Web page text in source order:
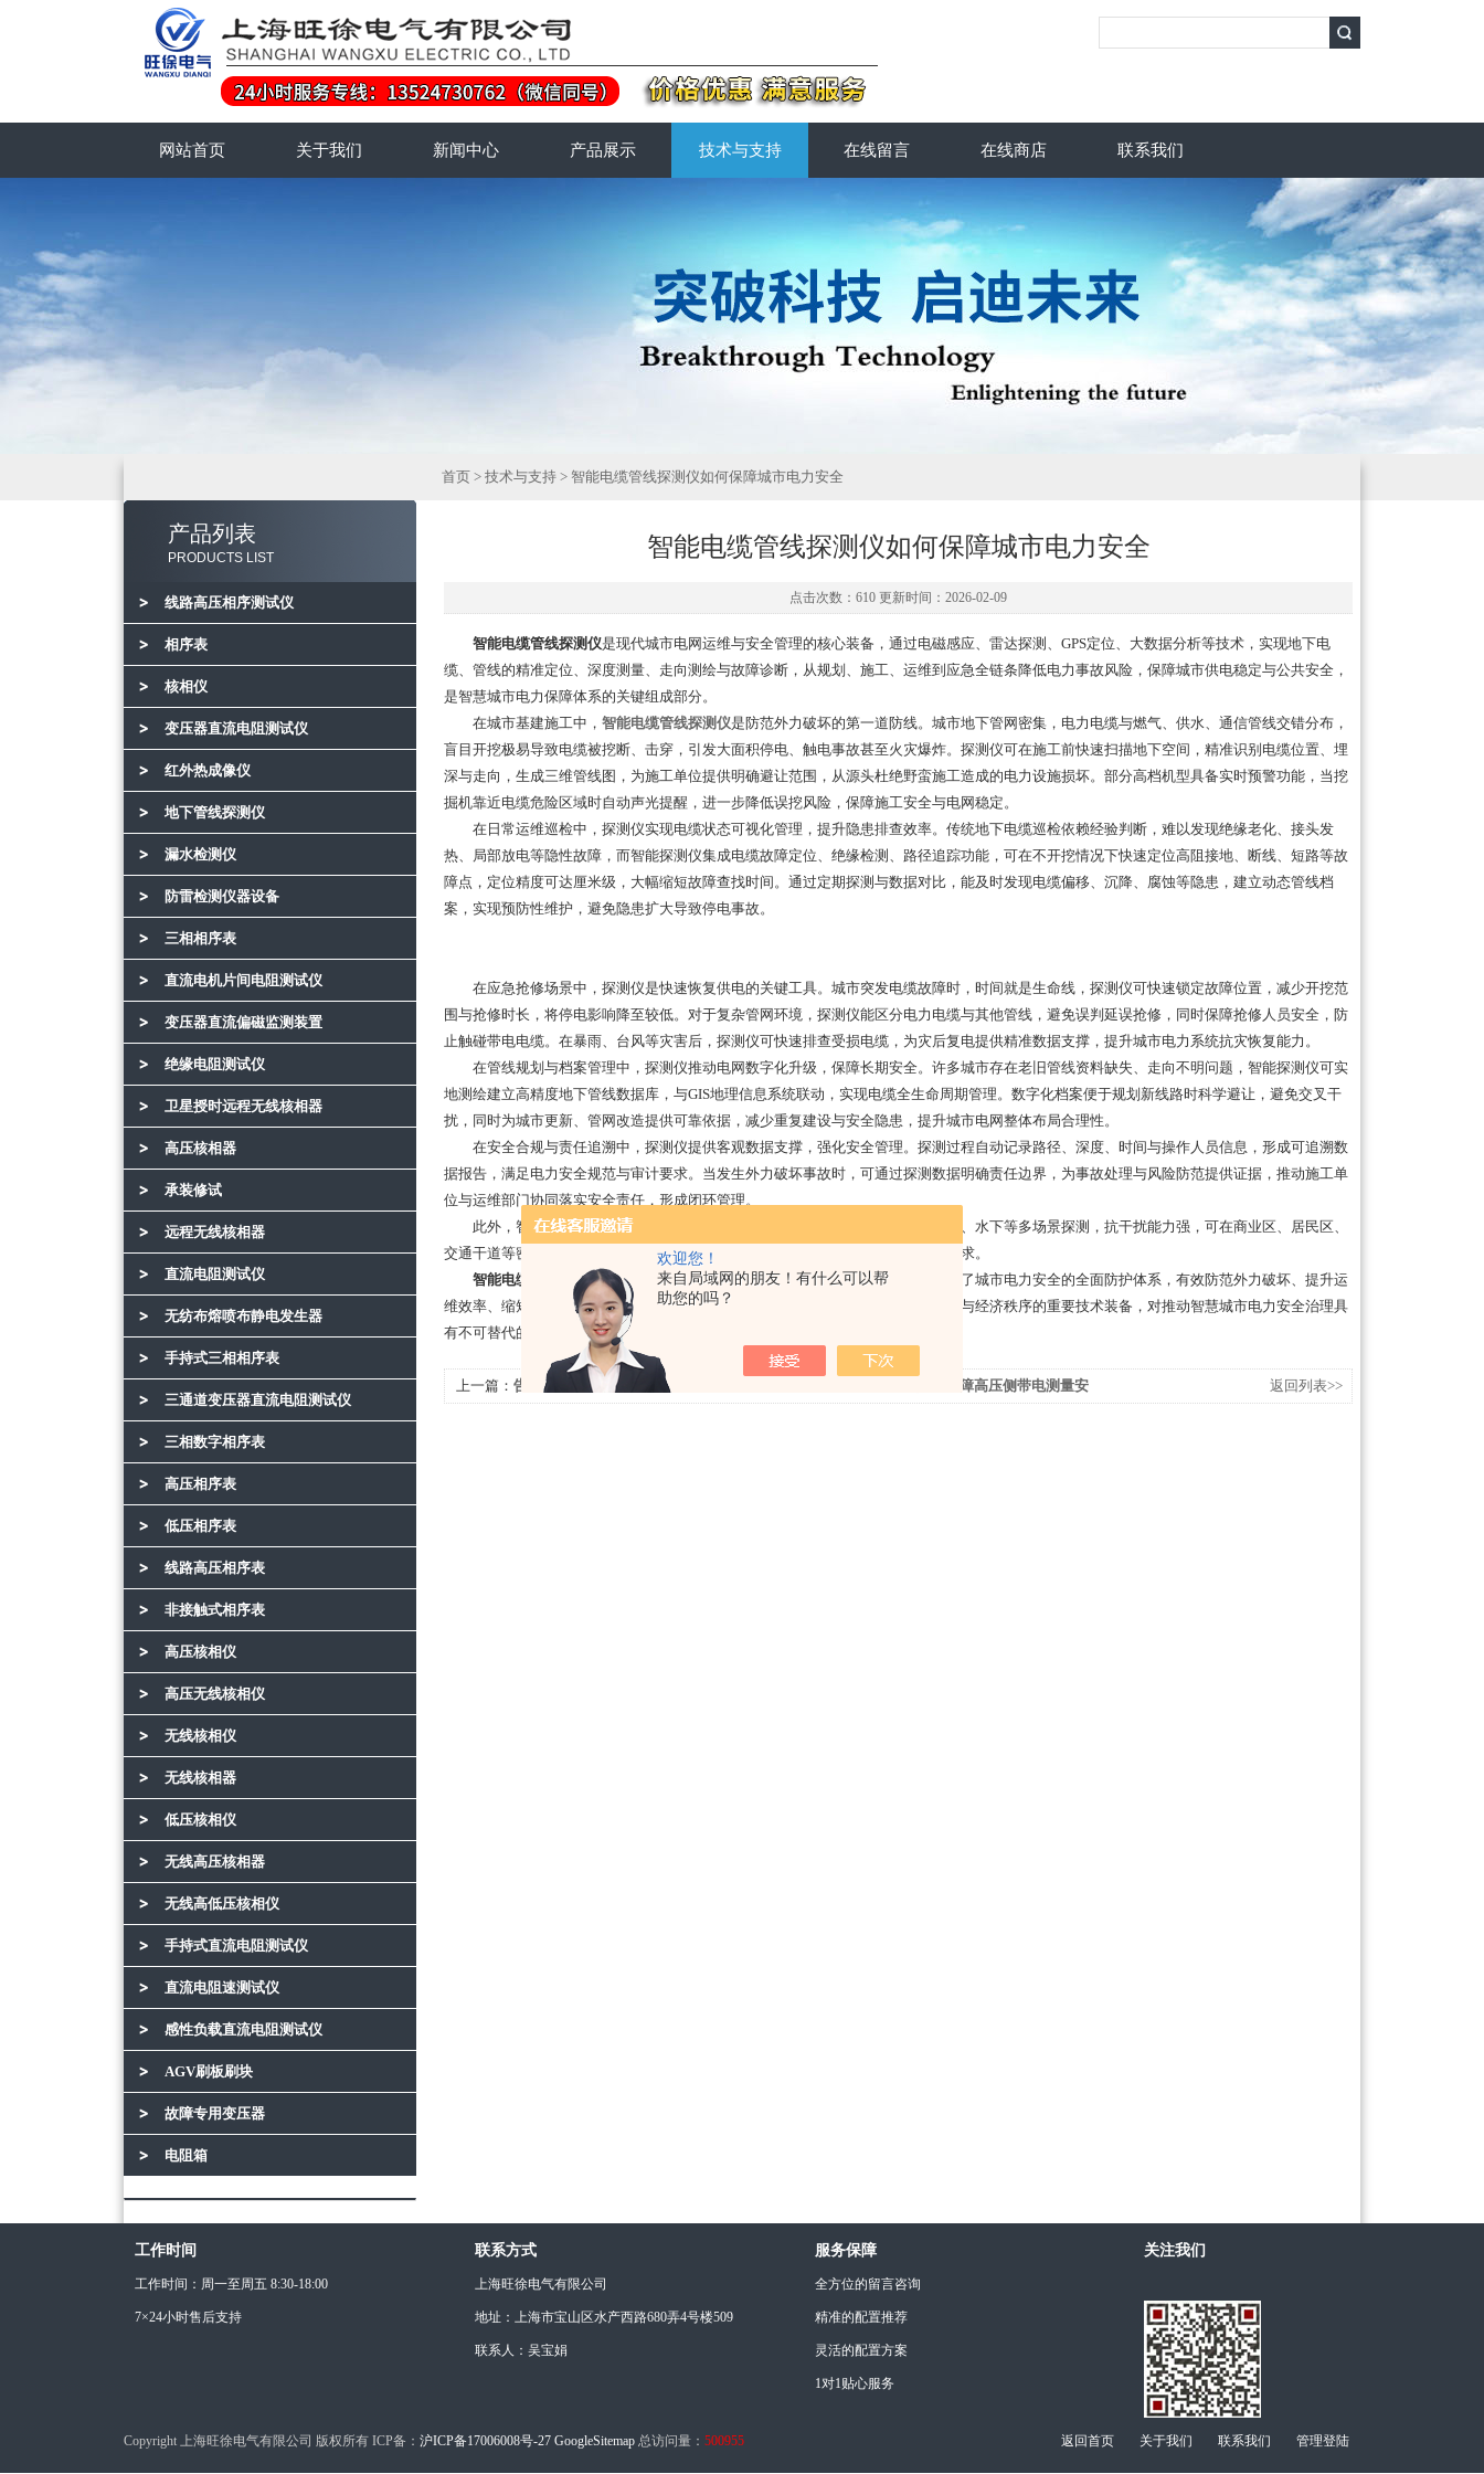
欢迎您！
来自局域网的朋友！有什么可以帮
助您的吗？
网站首页 关于我们 新闻中心 产品展示 技术与支持 在线留言 在线商店 联系我们
产品列表
PRODUCTS LIST
线路高压相序测试仪
相序表
核相仪
变压器直流电阻测试仪
红外热成像仪
地下管线探测仪
漏水检测仪
防雷检测仪器设备
三相相序表
直流电机片间电阻测试仪
变压器直流偏磁监测装置
绝缘电阻测试仪
卫星授时远程无线核相器
高压核相器
承装修试
远程无线核相器
直流电阻测试仪
无纺布熔喷布静电发生器
手持式三相相序表
三通道变压器直流电阻测试仪
三相数字相序表
高压相序表
低压相序表
线路高压相序表
非接触式相序表
高压核相仪
高压无线核相仪
无线核相仪
无线核相器
低压核相仪
无线高压核相器
无线高低压核相仪
手持式直流电阻测试仪
直流电阻速测试仪
感性负载直流电阻测试仪
AGV刷板刷块
故障专用变压器
电阻箱
首页 > 技术与支持 > 智能电缆管线探测仪如何保障城市电力安全
智能电缆管线探测仪如何保障城市电力安全
点击次数：610 更新时间：2026-02-09
智能电缆管线探测仪是现代城市电网运维与安全管理的核心装备，通过电磁感应、雷达探测、GPS定位、大数据分析等技术，实现地下电
缆、管线的精准定位、深度测量、走向测绘与故障诊断，从规划、施工、运维到应急全链条降低电力事故风险，保障城市供电稳定与公共安全，
是智慧城市电力保障体系的关键组成部分。
在城市基建施工中， 智能电缆管线探测仪是防范外力破坏的第一道防线。城市地下管网密集，电力电缆与燃气、供水、通信管线交错分布，
盲目开挖极易导致电缆被挖断、击穿，引发大面积停电、触电事故甚至火灾爆炸。探测仪可在施工前快速扫描地下空间，精准识别电缆位置、埋
深与走向，生成三维管线图，为施工单位提供明确避让范围，从源头杜绝野蛮施工造成的电力设施损坏。部分高档机型具备实时预警功能，当挖
掘机靠近电缆危险区域时自动声光提醒，进一步降低误挖风险，保障施工安全与电网稳定。
在日常运维巡检中，探测仪实现电缆状态可视化管理，提升隐患排查效率。传统地下电缆巡检依赖经验判断，难以发现绝缘老化、接头发
热、局部放电等隐性故障，而智能探测仪集成电缆故障定位、绝缘检测、路径追踪功能，可在不开挖情况下快速定位高阻接地、断线、短路等故
障点，定位精度可达厘米级，大幅缩短故障查找时间。通过定期探测与数据对比，能及时发现电缆偏移、沉降、腐蚀等隐患，建立动态管线档
案，实现预防性维护，避免隐患扩大导致停电事故。
在应急抢修场景中，探测仪是快速恢复供电的关键工具。城市突发电缆故障时，时间就是生命线，探测仪可快速锁定故障位置，减少开挖范
围与抢修时长，将停电影响降至较低。对于复杂管网环境，探测仪能区分电力电缆与其他管线，避免误判延误抢修，同时保障抢修人员安全，防
止触碰带电电缆。在暴雨、台风等灾害后，探测仪可快速排查受损电缆，为灾后复电提供精准数据支撑，提升城市电力系统抗灾恢复能力。
在管线规划与档案管理中，探测仪推动电网数字化升级，保障长期安全。许多城市存在老旧管线资料缺失、走向不明问题，智能探测仪可实
地测绘建立高精度地下管线数据库，与GIS地理信息系统联动，实现电缆全生命周期管理。数字化档案便于规划新线路时科学避让，避免交叉干
扰，同时为城市更新、管网改造提供可靠依据，减少重复建设与安全隐患，提升城市电网整体布局合理性。
在安全合规与责任追溯中，探测仪提供客观数据支撑，强化安全管理。探测过程自动记录路径、深度、时间与操作人员信息，形成可追溯数
据报告，满足电力安全规范与审计要求。当发生外力破坏事故时，可通过探测数据明确责任边界，为事故处理与风险防范提供证据，推动施工单
位与运维部门协同落实安全责任，形成闭环管理。
此外，智能探测仪的便携化、智能化设计适配复杂城市环境，支持地下、穿墙、水下等多场景探测，抗干扰能力强，可在商业区、居民区、
交通干道等密集区域稳定工作，无需大规模封路即可完成检测，兼顾安全与民生需求。
智能电缆管线探测仪通过精准定位、隐患预警、快速抢修、数字化管理，构建了城市电力安全的全面防护体系，有效防范外力破坏、提升运
维效率、缩短停电时间、强化合规管理，是保障城市电网可靠运行、维护公共安全与经济秩序的重要技术装备，对推动智慧城市电力安全治理具
有不可替代的作用。
上一篇： 告别触电风险：揭秘非接触相序表的感
数显相序表如何保障高压侧带电测量安
返回列表>>
工作时间
工作时间：周一至周五 8:30-18:00
7×24小时售后支持
联系方式
上海旺徐电气有限公司
地址：上海市宝山区水产西路680弄4号楼509
联系人：吴宝娟
服务保障
全方位的留言咨询
精准的配置推荐
灵活的配置方案
1对1贴心服务
关注我们
Copyright 上海旺徐电气有限公司 版权所有 ICP备： 沪ICP备17006008号-27 GoogleSitemap 总访问量： 500955 返回首页 关于我们 联系我们 管理登陆